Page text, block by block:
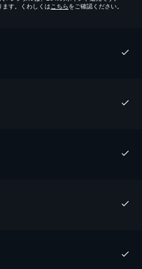
す。くわしくはこちらをご確認ください。